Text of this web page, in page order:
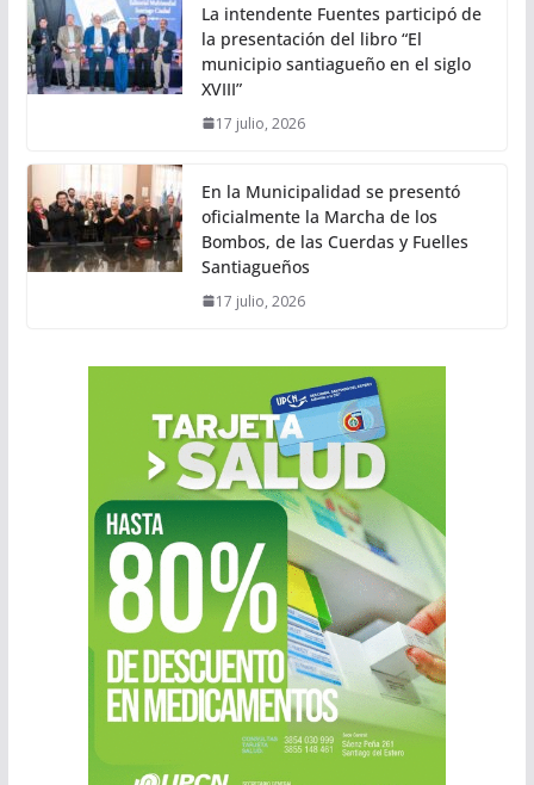
La intendente Fuentes participó de
la presentación del libro “El
municipio santiagueño en el siglo
XVIII”
17 julio, 2026
En la Municipalidad se presentó
oficialmente la Marcha de los
Bombos, de las Cuerdas y Fuelles
Santiagueños
17 julio, 2026